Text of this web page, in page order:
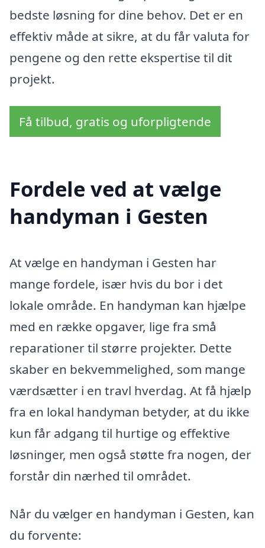
bedste løsning for dine behov. Det er en
effektiv måde at sikre, at du får valuta for
pengene og den rette ekspertise til dit
projekt.
Få tilbud, gratis og uforpligtende
Fordele ved at vælge
handyman i Gesten
At vælge en handyman i Gesten har
mange fordele, især hvis du bor i det
lokale område. En handyman kan hjælpe
med en række opgaver, lige fra små
reparationer til større projekter. Dette
skaber en bekvemmelighed, som mange
værdsætter i en travl hverdag. At få hjælp
fra en lokal handyman betyder, at du ikke
kun får adgang til hurtige og effektive
løsninger, men også støtte fra nogen, der
forstår din nærhed til området.
Når du vælger en handyman i Gesten, kan
du forvente: